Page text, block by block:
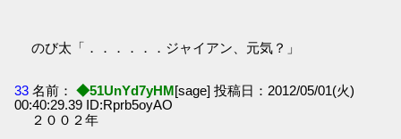
のび太「．．．．．．ジャイアン、元気？」
33 名前： ◆51UnYd7yHM[sage] 投稿日：2012/05/01(火)
00:40:29.39 ID:Rprb5oyAO
２００２年